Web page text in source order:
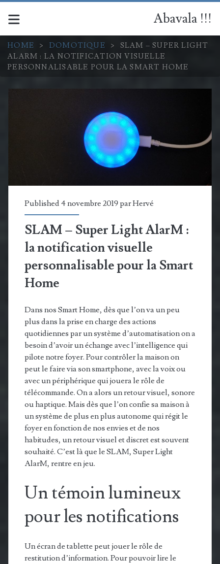
Abavala !!!
HOME > DOMOTIQUE >
SLAM – SUPER LIGHT
ALARM : LA NOTIFICATION VISUELLE
PERSONNALISABLE POUR LA SMART HOME
Published 4 novembre 2019 parHervé
SLAM – Super Light AlarM :
la notification visuelle
personnalisable pour la Smart
Home
Dans nos Smart Home, dès que l’on va un peu
plus dans la prise en charge des actions
quotidiennes par un système d’automatisation on a
besoin d’avoir un échange avec l’intelligence qui
pilote notre foyer. Pour contrôler la maison on
peut le faire via son smartphone, avec la voix ou
avec un périphérique qui jouera le rôle de
télécommande. On a alors un retour visuel, sonore
ou haptique. Mais dès que l’on confie sa maison à
un système de plus en plus autonome qui régit le
foyer en fonction de nos envies et de nos
habitudes, un retour visuel et discret est souvent
souhaité. C’est là que le SLAM, Super Light
AlarM, rentre en jeu.
Un témoin lumineux
pour les notifications
Un écran de tablette peut jouer le rôle de
restitution d’information. Pour pouvoir lire le